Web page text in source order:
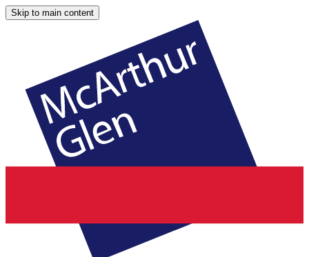
Skip to main content